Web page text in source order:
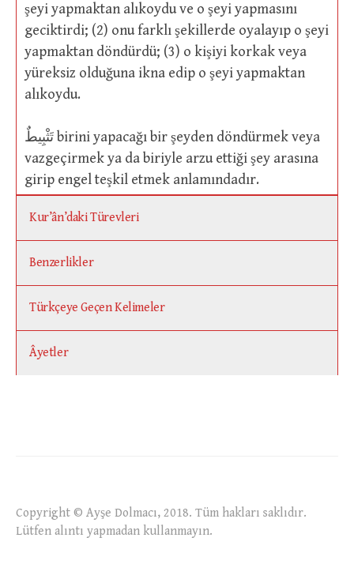
şeyi yapmaktan alıkoydu ve o şeyi yapmasını
geciktirdi; (2) onu farklı şekillerde oyalayıp o şeyi
yapmaktan döndürdü; (3) o kişiyi korkak veya
yüreksiz olduğuna ikna edip o şeyi yapmaktan
alıkoydu.
تَثْبِيطٌ birini yapacağı bir şeyden döndürmek veya
vazgeçirmek ya da biriyle arzu ettiği şey arasına
girip engel teşkil etmek anlamındadır.
Kur’ân’daki Türevleri
Benzerlikler
Türkçeye Geçen Kelimeler
Âyetler
Copyright © Ayşe Dolmacı, 2018. Tüm hakları saklıdır.
Lütfen alıntı yapmadan kullanmayın.